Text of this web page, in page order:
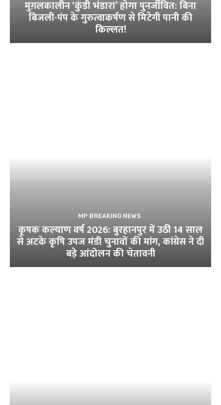
मुग़लकालीन ‘कुंडी भंडारा’ होगा पुनर्जीवित: बिना
बिजली-पंप के गुरुत्वाकर्षण से मिटेगी पानी की
किल्लत!
MP BREAKING NEWS
कृषक कल्याण वर्ष 2026: बुरहानपुर में उठी 14 साल
से अटके कृषि उपज मंडी चुनावों की मांग, कांग्रेस ने दी
बड़े आंदोलन की चेतावनी